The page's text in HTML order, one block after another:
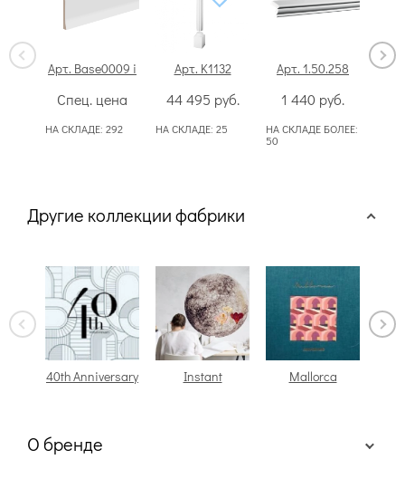
Арт. Base0009 i
Спец. цена
НА СКЛАДЕ: 292
Арт. K1132
44 495 руб.
НА СКЛАДЕ: 25
Арт. 1.50.258
1 440 руб.
НА СКЛАДЕ БОЛЕЕ:
50
Другие коллекции фабрики
40th Anniversary Instant Mallorca
О бренде